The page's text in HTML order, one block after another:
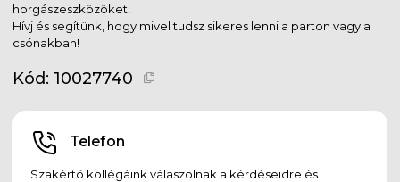
horgászeszközöket!
Hívj és segítünk, hogy mivel tudsz sikeres lenni a parton vagy a
csónakban!
Kód: 10027740
Telefon
Szakértő kollégáink válaszolnak a kérdéseidre és